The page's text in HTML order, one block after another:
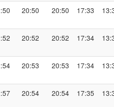
17:33
20:50
20:50
22:50
17:34
20:52
20:52
22:52
17:34
20:53
20:53
22:54
17:35
20:54
20:54
22:57